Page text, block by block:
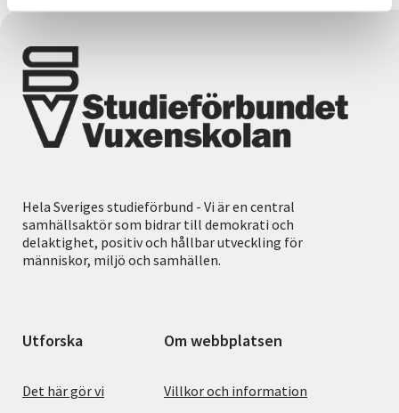
Hela Sveriges studieförbund - Vi är en central
samhällsaktör som bidrar till demokrati och
delaktighet, positiv och hållbar utveckling för
människor, miljö och samhällen.
Utforska
Det här gör vi
Om webbplatsen
Villkor och information